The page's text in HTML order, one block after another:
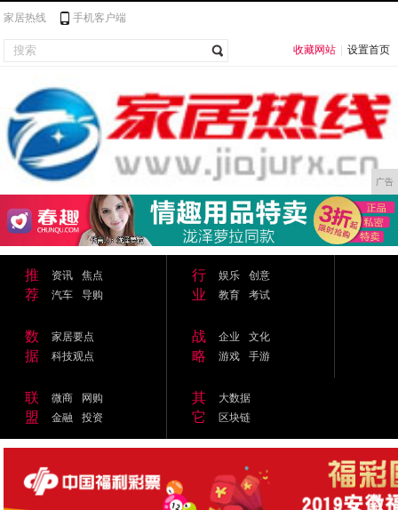
家居热线 手机客户端
收藏网站 设置首页
广告
推
荐
资讯
焦点
汽车
导购
行
业
娱乐
创意
教育
考试
数
据
家居要点
科技观点
战
略
企业
文化
游戏
手游
联
盟
微商
网购
金融
投资
其
它
大数据
区块链